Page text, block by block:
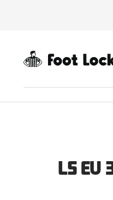
FOOTLOCKER
LS EU